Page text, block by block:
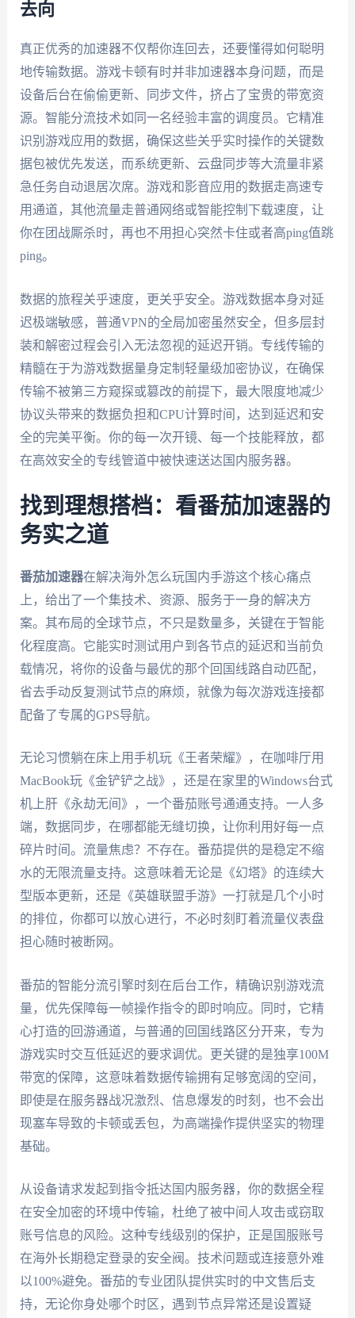
去向
真正优秀的加速器不仅帮你连回去，还要懂得如何聪明
地传输数据。游戏卡顿有时并非加速器本身问题，而是
设备后台在偷偷更新、同步文件，挤占了宝贵的带宽资
源。智能分流技术如同一名经验丰富的调度员。它精准
识别游戏应用的数据，确保这些关乎实时操作的关键数
据包被优先发送，而系统更新、云盘同步等大流量非紧
急任务自动退居次席。游戏和影音应用的数据走高速专
用通道，其他流量走普通网络或智能控制下载速度，让
你在团战厮杀时，再也不用担心突然卡住或者高ping值跳
ping。
数据的旅程关乎速度，更关乎安全。游戏数据本身对延
迟极端敏感，普通VPN的全局加密虽然安全，但多层封
装和解密过程会引入无法忽视的延迟开销。专线传输的
精髓在于为游戏数据量身定制轻量级加密协议，在确保
传输不被第三方窥探或篡改的前提下，最大限度地减少
协议头带来的数据负担和CPU计算时间，达到延迟和安
全的完美平衡。你的每一次开镜、每一个技能释放，都
在高效安全的专线管道中被快速送达国内服务器。
找到理想搭档：看番茄加速器的
务实之道
番茄加速器在解决海外怎么玩国内手游这个核心痛点
上，给出了一个集技术、资源、服务于一身的解决方
案。其布局的全球节点，不只是数量多，关键在于智能
化程度高。它能实时测试用户到各节点的延迟和当前负
载情况，将你的设备与最优的那个回国线路自动匹配，
省去手动反复测试节点的麻烦，就像为每次游戏连接都
配备了专属的GPS导航。
无论习惯躺在床上用手机玩《王者荣耀》，在咖啡厅用
MacBook玩《金铲铲之战》，还是在家里的Windows台式
机上肝《永劫无间》，一个番茄账号通通支持。一人多
端，数据同步，在哪都能无缝切换，让你利用好每一点
碎片时间。流量焦虑？不存在。番茄提供的是稳定不缩
水的无限流量支持。这意味着无论是《幻塔》的连续大
型版本更新，还是《英雄联盟手游》一打就是几个小时
的排位，你都可以放心进行，不必时刻盯着流量仪表盘
担心随时被断网。
番茄的智能分流引擎时刻在后台工作，精确识别游戏流
量，优先保障每一帧操作指令的即时响应。同时，它精
心打造的回游通道，与普通的回国线路区分开来，专为
游戏实时交互低延迟的要求调优。更关键的是独享100M
带宽的保障，这意味着数据传输拥有足够宽阔的空间，
即使是在服务器战况激烈、信息爆发的时刻，也不会出
现塞车导致的卡顿或丢包，为高端操作提供坚实的物理
基础。
从设备请求发起到指令抵达国内服务器，你的数据全程
在安全加密的环境中传输，杜绝了被中间人攻击或窃取
账号信息的风险。这种专线级别的保护，正是国服账号
在海外长期稳定登录的安全阀。技术问题或连接意外难
以100%避免。番茄的专业团队提供实时的中文售后支
持，无论你身处哪个时区，遇到节点异常还是设置疑